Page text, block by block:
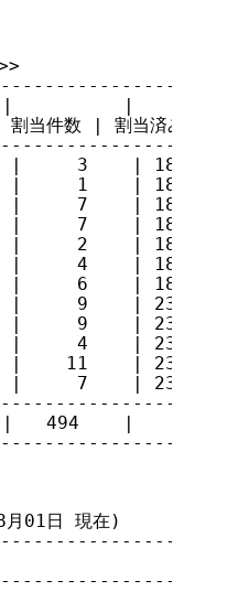
|
当件数 | 割当済み AS
|     3    | 18261-
|     1    | 18264
|     7    | 18265-
|     7    | 18272-
|     2    | 18279-
|     4    | 18281-
|     6    | 18285-
|     9    | 23612-
|     9    | 23620-
|     4    | 23628-
|    11    | 23633-
|     7    | 23773-
494    |
月01日 現在)